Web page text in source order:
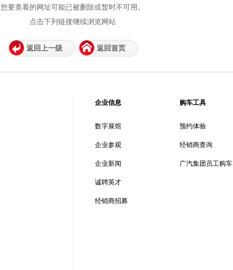
您要查看的网址可能已被删除或暂时不可用。
点击下列链接继续浏览网站
返回上一级 返回首页
企业信息
数字展馆
企业参观
企业新闻
诚聘英才
经销商招募
购车工具
预约体验
经销商查询
广汽集团员工购车